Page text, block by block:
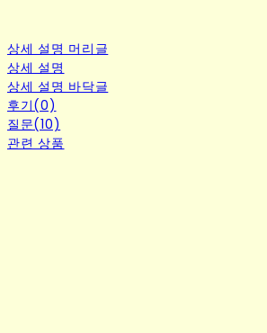
상세 설명 머리글
상세 설명
상세 설명 바닥글
후기(0)
질문(10)
관련 상품